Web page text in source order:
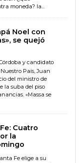
moneda? la...
Noel con
se quejó
y candidato
País, Juan
del ministro de
la suba del piso
«Massa se
Cuatro
la
Fe elige a su